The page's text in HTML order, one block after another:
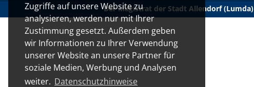
Zugriffe auf unsere Website zu
analysieren, werden nur mit Ihrer
Zustimmung gesetzt. Außerdem geben
wir Informationen zu Ihrer Verwendung
unserer Website an unsere Partner für
soziale Medien, Werbung und Analysen
weiter. Datenschutzhinweise
Der Magistrat der Stadt Allendorf (Lumda)